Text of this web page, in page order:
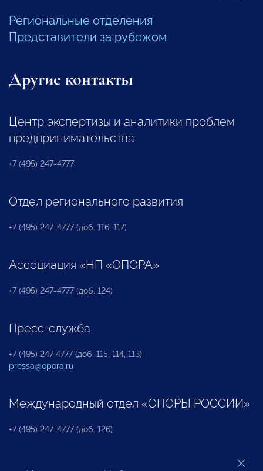
Региональные отделения
Представители за рубежом
Другие контакты
Центр экспертизы и аналитики проблем
предпринимательства
+7 (495) 247-4777
Отдел регионального развития
+7 (495) 247-4777 (доб. 116, 117)
Ассоциация «НП «ОПОРА»
+7 (495) 247-4777 (доб. 124)
Пресс-служба
+7 (495) 247 4777 (доб. 115, 114, 113)
pressa@opora.ru
Международный отдел «ОПОРЫ РОССИИ»
+7 (495) 247-4777 (доб. 126)
Бюро по защите прав предпринимателей и